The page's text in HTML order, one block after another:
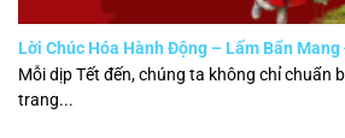
Lời Chúc Hóa Hành Động – Lấm Bẩn
Mỗi dịp Tết đến, chúng ta không chỉ chuẩn
trang...